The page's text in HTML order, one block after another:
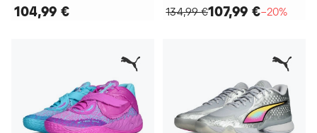
104,99 €
134,99 €107,99 €−20%